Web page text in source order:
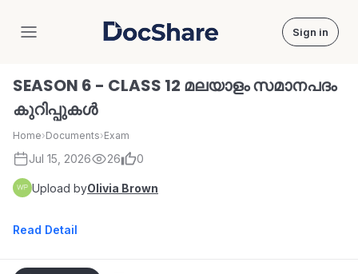
DocShare Sign in
SEASON 6 - CLASS 12 മലയാളം സമാനപദം
കുറിപ്പുകൾ
Home›Documents›Exam
Jul 15, 2026 26 0
Upload byOlivia Brown
Read Detail